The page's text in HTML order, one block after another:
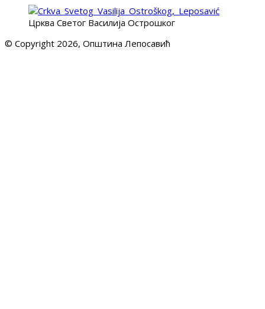
Црква Светог Василија Острошког
© Copyright 2026, Општина Лепосавић